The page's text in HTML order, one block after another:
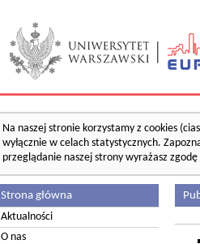
Na naszej stronie korzystamy z cookies
wyłącznie w celach statystycznych.
przeglądanie naszej strony wyrażasz
Strona główna
Aktualności
O nas